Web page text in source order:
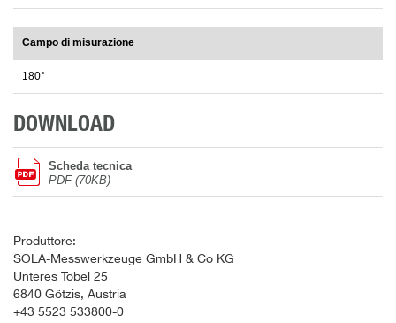
Campo di misurazione
180°
DOWNLOAD
Scheda tecnica
PDF (70KB)
Produttore:
SOLA-Messwerkzeuge GmbH & Co KG
Unteres Tobel 25
6840 Götzis, Austria
+43 5523 533800-0